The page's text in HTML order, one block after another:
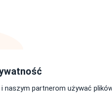
Umawianie online nie
Poproś o
naszym partnerom używać